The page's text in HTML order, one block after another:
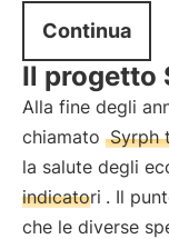
Continua
Il progetto
Alla fine degli
chiamato Syrph
la salute degli
indicatori . Il
che le diverse